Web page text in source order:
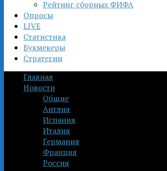
Рейтинг сборных ФИФА
Опросы
LIVE
Статистика
Букмекеры
Стратегии
Главная
Новости
Общие
Англия
Испания
Италия
Германия
Франция
Россия